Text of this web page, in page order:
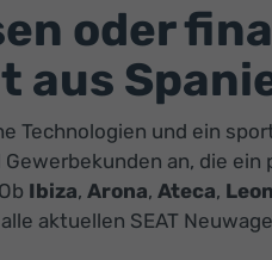
oder
aus
Technologien und ein
an, die
Ibiza, Arona, Ateca, Leon
aktuellen SEAT